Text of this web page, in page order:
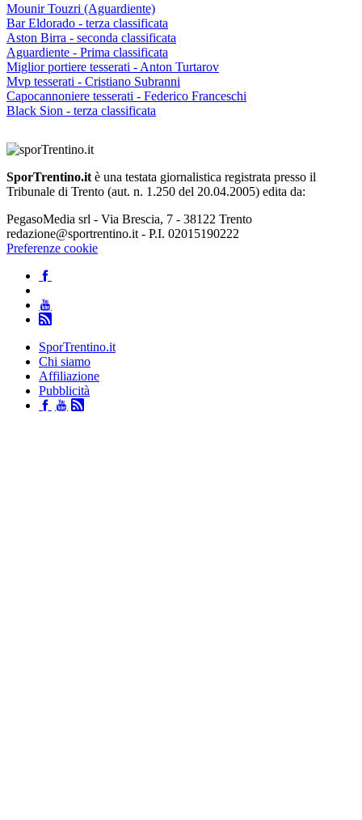
Mounir Touzri (Aguardiente)
Bar Eldorado - terza classificata
Aston Birra - seconda classificata
Aguardiente - Prima classificata
Miglior portiere tesserati - Anton Turtarov
Mvp tesserati - Cristiano Subranni
Capocannoniere tesserati - Federico Franceschi
Black Sion - terza classificata
SporTrentino.it è una testata giornalistica registrata presso il
Tribunale di Trento (aut. n. 1.250 del 20.04.2005) edita da:
PegasoMedia srl - Via Brescia, 7 - 38122 Trento
redazione@sportrentino.it - P.I. 02015190222
Preferenze cookie
SporTrentino.it
Chi siamo
Affiliazione
Pubblicità